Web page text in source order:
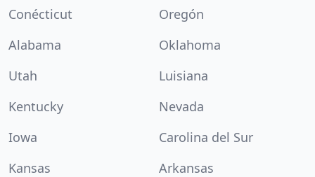
Conécticut
Oregón
Alabama
Oklahoma
Utah
Luisiana
Kentucky
Nevada
Iowa
Carolina del Sur
Kansas
Arkansas